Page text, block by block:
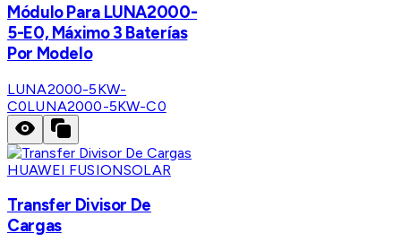
Módulo Para LUNA2000-
5-E0, Máximo 3 Baterías
Por Modelo
LUNA2000-5KW-
C0LUNA2000-5KW-C0
HUAWEI FUSIONSOLAR
Transfer Divisor De
Cargas